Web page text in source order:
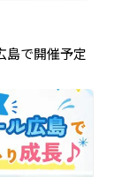
島で開催予定